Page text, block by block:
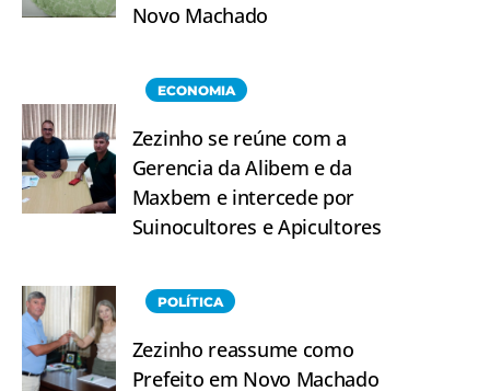
Novo Machado
ECONOMIA
Zezinho se reúne com a
Gerencia da Alibem e da
Maxbem e intercede por
Suinocultores e Apicultores
POLÍTICA
Zezinho reassume como
Prefeito em Novo Machado